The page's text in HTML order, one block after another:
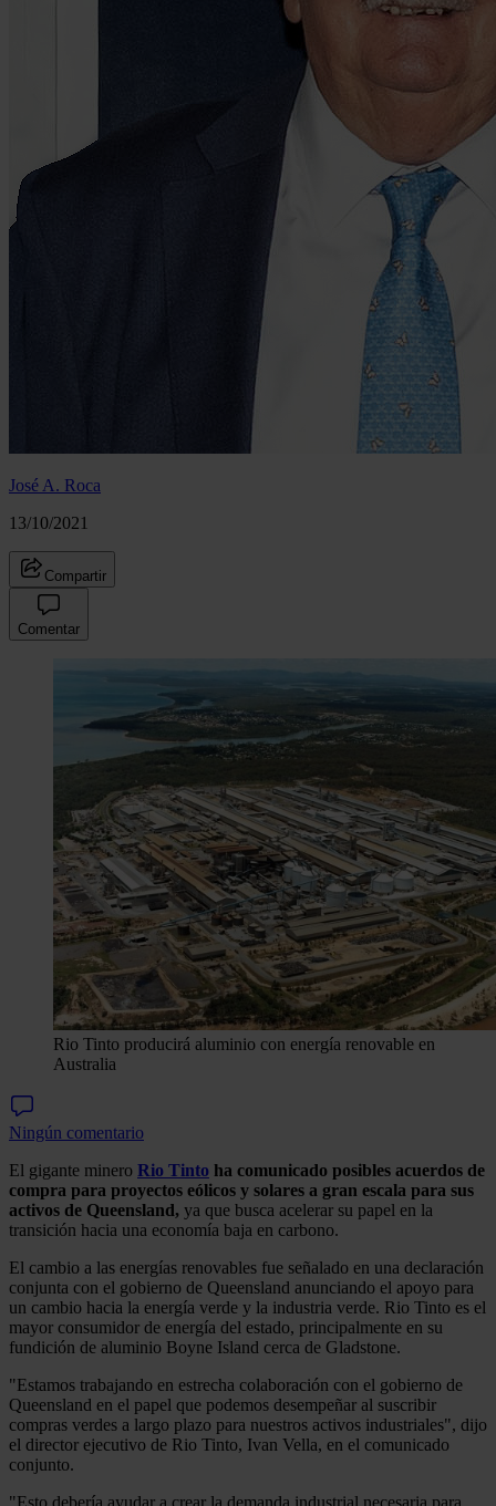
José A. Roca
13/10/2021
Compartir
Comentar
Rio Tinto producirá aluminio con energía renovable en
Australia
Ningún comentario
El gigante minero Rio Tinto ha comunicado posibles acuerdos de
compra para proyectos eólicos y solares a gran escala para sus
activos de Queensland, ya que busca acelerar su papel en la
transición hacia una economía baja en carbono.
El cambio a las energías renovables fue señalado en una declaración
conjunta con el gobierno de Queensland anunciando el apoyo para
un cambio hacia la energía verde y la industria verde. Rio Tinto es el
mayor consumidor de energía del estado, principalmente en su
fundición de aluminio Boyne Island cerca de Gladstone.
"Estamos trabajando en estrecha colaboración con el gobierno de
Queensland en el papel que podemos desempeñar al suscribir
compras verdes a largo plazo para nuestros activos industriales", dijo
el director ejecutivo de Rio Tinto, Ivan Vella, en el comunicado
conjunto.
"Esto debería ayudar a crear la demanda industrial necesaria para